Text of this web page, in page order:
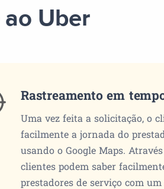
Uber
Rastreamento em
Uma vez feita a solicitação, o
facilmente a jornada do
usando o Google Maps.
clientes podem saber
prestadores de serviço com